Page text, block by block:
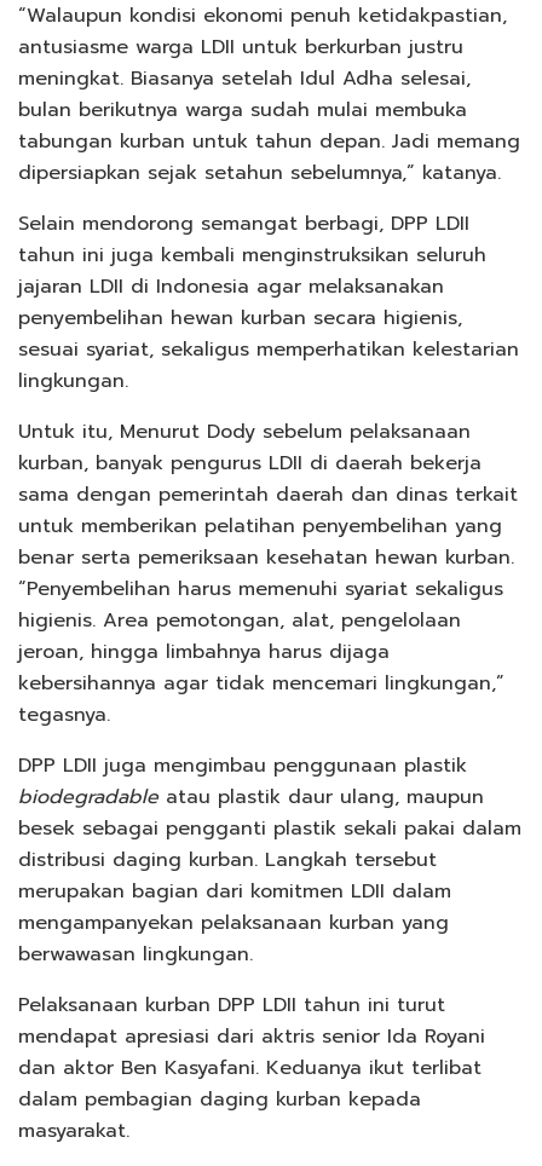
“Walaupun kondisi ekonomi penuh ketidakpastian,
antusiasme warga LDII untuk berkurban justru
meningkat. Biasanya setelah Idul Adha selesai,
bulan berikutnya warga sudah mulai membuka
tabungan kurban untuk tahun depan. Jadi memang
dipersiapkan sejak setahun sebelumnya,” katanya.
Selain mendorong semangat berbagi, DPP LDII
tahun ini juga kembali menginstruksikan seluruh
jajaran LDII di Indonesia agar melaksanakan
penyembelihan hewan kurban secara higienis,
sesuai syariat, sekaligus memperhatikan kelestarian
lingkungan.
Untuk itu, Menurut Dody sebelum pelaksanaan
kurban, banyak pengurus LDII di daerah bekerja
sama dengan pemerintah daerah dan dinas terkait
untuk memberikan pelatihan penyembelihan yang
benar serta pemeriksaan kesehatan hewan kurban.
“Penyembelihan harus memenuhi syariat sekaligus
higienis. Area pemotongan, alat, pengelolaan
jeroan, hingga limbahnya harus dijaga
kebersihannya agar tidak mencemari lingkungan,”
tegasnya.
DPP LDII juga mengimbau penggunaan plastik
biodegradable atau plastik daur ulang, maupun
besek sebagai pengganti plastik sekali pakai dalam
distribusi daging kurban. Langkah tersebut
merupakan bagian dari komitmen LDII dalam
mengampanyekan pelaksanaan kurban yang
berwawasan lingkungan.
Pelaksanaan kurban DPP LDII tahun ini turut
mendapat apresiasi dari aktris senior Ida Royani
dan aktor Ben Kasyafani. Keduanya ikut terlibat
dalam pembagian daging kurban kepada
masyarakat.